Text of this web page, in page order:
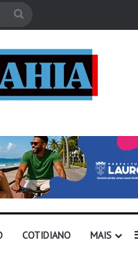
COTIDIANO MAIS